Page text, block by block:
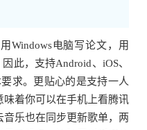
Windows电脑写论文，用
此，支持Android、iOS、
求。更贴心的是支持一人
着你可以在手机上看腾讯
乐也在同步更新歌单，两